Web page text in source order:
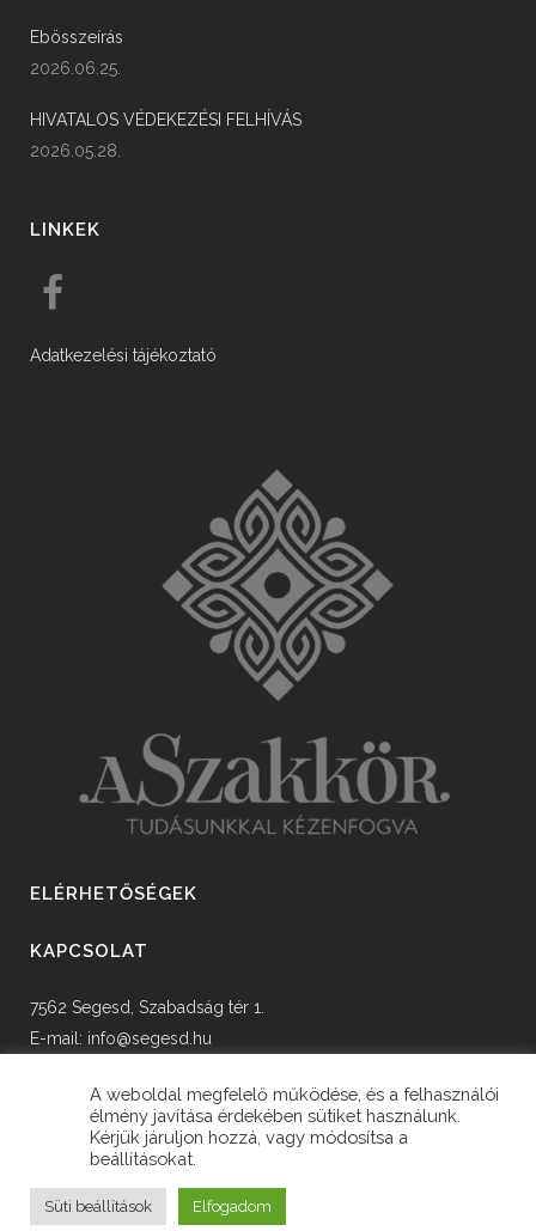
Ebösszeírás
2026.06.25.
HIVATALOS VÉDEKEZÉSI FELHÍVÁS
2026.05.28.
LINKEK
Adatkezelési tájékoztató
ELÉRHETŐSÉGEK
KAPCSOLAT
7562 Segesd, Szabadság tér 1.
E-mail: info@segesd.hu
© Copyright Segesd Község Önkormányzata
A weboldal megfelelő működése, és a felhasználói
élmény javítása érdekében sütiket használunk.
Kérjük járuljon hozzá, vagy módosítsa a
beállításokat.
Süti beállítások Elfogadom